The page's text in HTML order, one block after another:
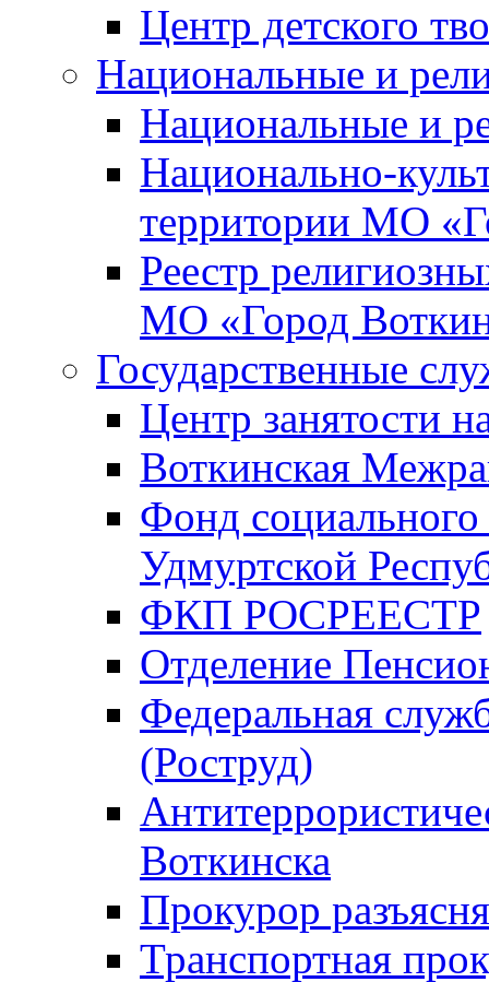
Центр детского
Национальные и
Национальные и
Национально-
территории МО
Реестр
МО «Город
Государственные
Центр занятости
Воткинская
Фонд
Удмуртской
ФКП РОСРЕЕСТР
Отделение
Федеральная
(Роструд)
Воткинска
Прокурор
Транспортная